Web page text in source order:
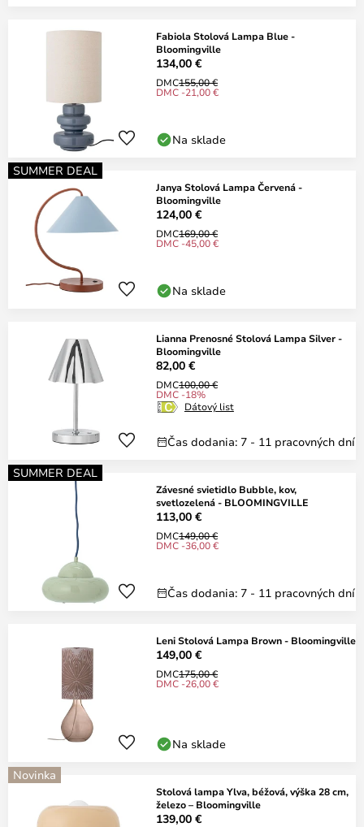
Fabiola Stolová Lampa Blue -
Bloomingville
134,00 €
DMC155,00 €
DMC -21,00 €
Na sklade
SUMMER DEAL
Janya Stolová Lampa Červená -
Bloomingville
124,00 €
DMC169,00 €
DMC -45,00 €
Na sklade
Lianna Prenosné Stolová Lampa Silver -
Bloomingville
82,00 €
DMC100,00 €
DMC -18%
Dátový list
Čas dodania: 7 - 11 pracovných dní
SUMMER DEAL
Závesné svietidlo Bubble, kov,
svetlozelená - BLOOMINGVILLE
113,00 €
DMC149,00 €
DMC -36,00 €
Čas dodania: 7 - 11 pracovných dní
Leni Stolová Lampa Brown - Bloomingville
149,00 €
DMC175,00 €
DMC -26,00 €
Na sklade
Novinka
Stolová lampa Ylva, béžová, výška 28 cm,
železo – Bloomingville
139,00 €